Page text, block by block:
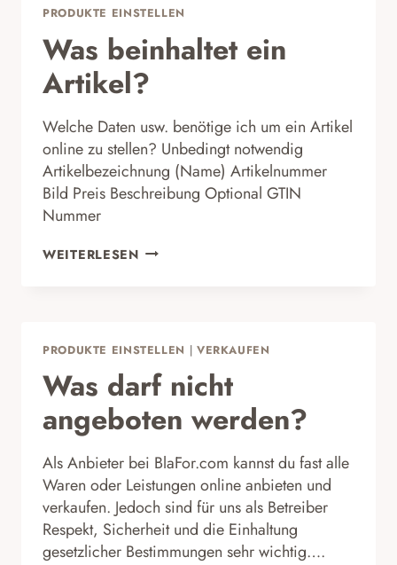
PRODUKTE EINSTELLEN
Was beinhaltet ein
Artikel?
Welche Daten usw. benötige ich um ein Artikel
online zu stellen? Unbedingt notwendig
Artikelbezeichnung (Name) Artikelnummer
Bild Preis Beschreibung Optional GTIN
Nummer
WEITERLESENWAS
PRODUKTE EINSTELLEN | VERKAUFEN
Was darf nicht
angeboten werden?
Als Anbieter bei BlaFor.com kannst du fast alle
Waren oder Leistungen online anbieten und
verkaufen. Jedoch sind für uns als Betreiber
Respekt, Sicherheit und die Einhaltung
gesetzlicher Bestimmungen sehr wichtig….